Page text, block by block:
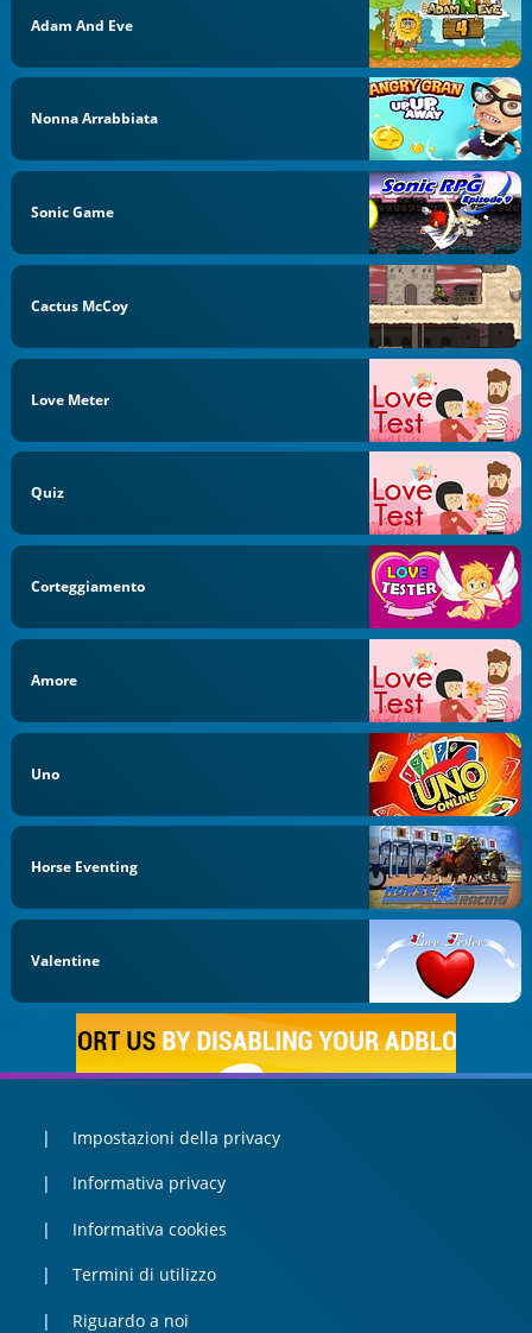
Adam And Eve
Nonna Arrabbiata
Sonic Game
Cactus McCoy
Love Meter
Quiz
Corteggiamento
Amore
Uno
Horse Eventing
Valentine
Impostazioni della privacy
Informativa privacy
Informativa cookies
Termini di utilizzo
Riguardo a noi